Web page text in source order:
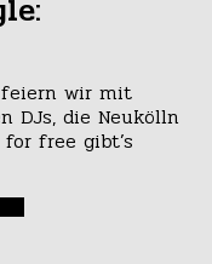
wir mit
DJs, die Neukölln
free gibt’s